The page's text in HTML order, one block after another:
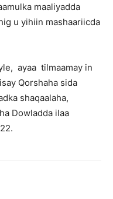
maaliyadda
u yihiin mashaariicda
ayaa tilmaamay in
Qorshaha sida
shaqaalaha,
Dowladda ilaa